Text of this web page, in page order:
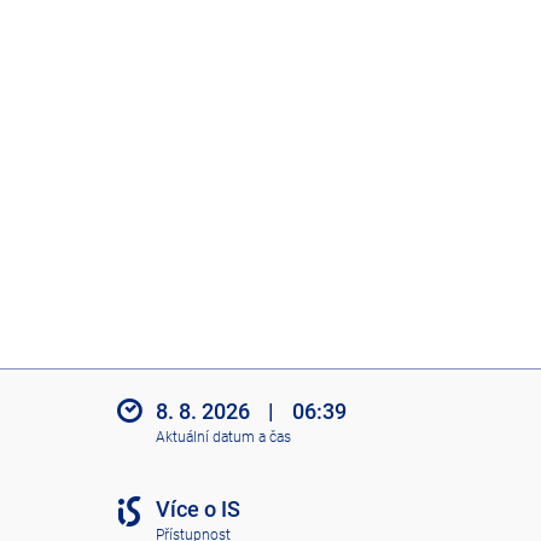
8. 8. 2026 | 06:39
Aktuální datum a čas
Více o IS
Přístupnost